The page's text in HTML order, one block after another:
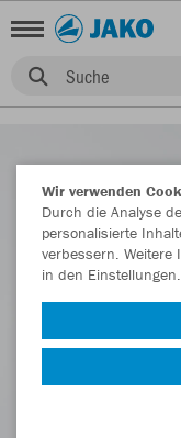
Suche
Wir verwenden
Durch die Analyse
personalisierte
verbessern. Weitere
in den Einstellungen.